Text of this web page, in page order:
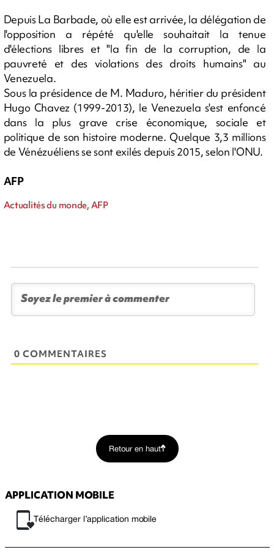
Depuis La Barbade, où elle est arrivée, la délégation de
l'opposition a répété qu'elle souhaitait la tenue
d'élections libres et "la fin de la corruption, de la
pauvreté et des violations des droits humains" au
Venezuela.
Sous la présidence de M. Maduro, héritier du président
Hugo Chavez (1999-2013), le Venezuela s'est enfoncé
dans la plus grave crise économique, sociale et
politique de son histoire moderne. Quelque 3,3 millions
de Vénézuéliens se sont exilés depuis 2015, selon l'ONU.
AFP
Actualités du monde, AFP
0 COMMENTAIRES
Retour en haut
APPLICATION MOBILE
Télécharger l’application mobile